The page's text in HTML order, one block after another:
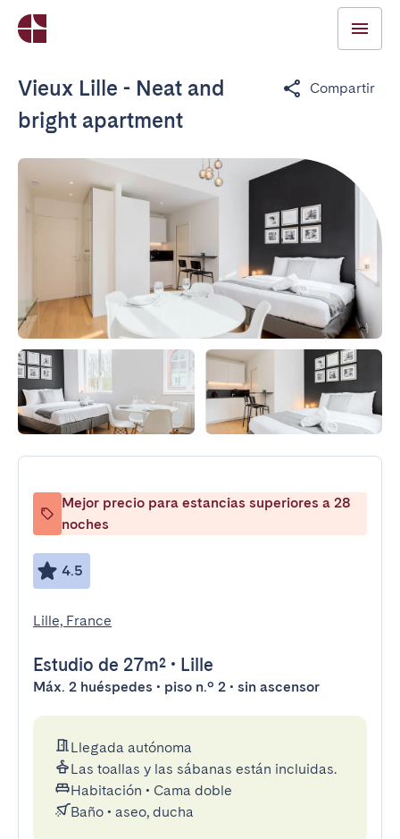
Vieux Lille - Neat and
bright apartment
Compartir
Mejor precio para estancias superiores a 28
noches
4.5
Lille, France
Estudio de 27m² • Lille
Máx. 2 huéspedes • piso n.º 2 • sin ascensor
Llegada autónoma
Las toallas y las sábanas están incluidas.
Habitación • Cama doble
Baño • aseo, ducha